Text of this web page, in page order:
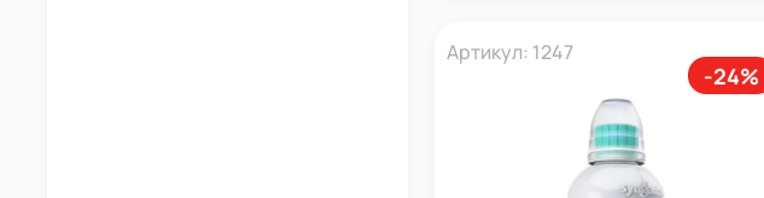
Артикул: 1247
-24%